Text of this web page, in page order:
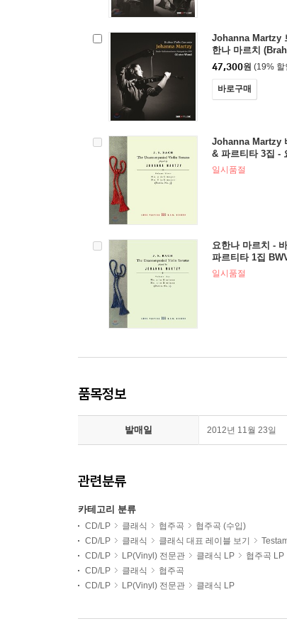
Johanna Martzy
한나 마르치
jor, Op.77) [LP]
47,300원 (19% 할
바로구매
Johanna Martzy
& 파르티타 3집 -
일시품절
요한나 마르치 -
파르티타 1집
zy - J.S. Bach:
일시품절
품목정보
발매일 2012년 11월 23일
관련분류
카테고리 분류
CD/LP 클래식 협주곡
협주곡 (수입)
CD/LP
클래식 클래식 대표 레이블 보기
CD/LP
LP(Vinyl) 전문관 클래식 LP
협주곡 LP
CD/LP
클래식
협주곡
CD/LP
LP(Vinyl) 전문관 클래식 LP